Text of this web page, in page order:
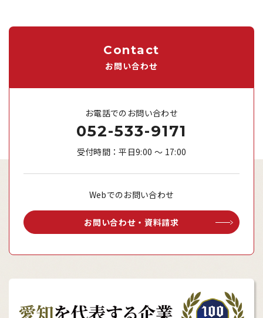
Contact
お問い合わせ
お電話でのお問い合わせ
052-533-9171
受付時間：平日9:00 ～ 17:00
Webでのお問い合わせ
お問い合わせ・資料請求